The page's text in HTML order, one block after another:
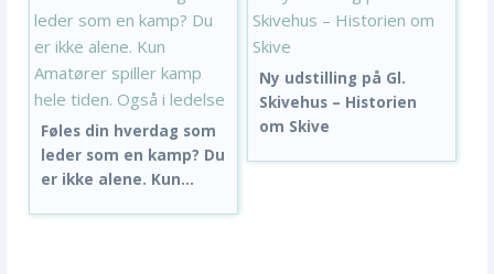
Føles din hverdag som
leder som en kamp? Du
er ikke alene. Kun...
Ny udstilling på Gl.
Skivehus – Historien
om Skive